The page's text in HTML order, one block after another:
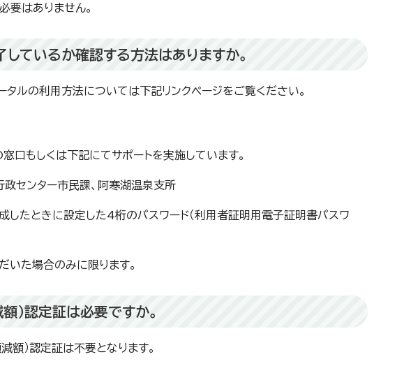
要はありません。
ているか確認する方法はありますか。
タルの利用方法については下記リンクページをご覧ください。
口もしくは下記にてサポートを実施しています。
政センター市民課、阿寒湖温泉支所
成したときに設定した4桁のパスワード（利用者証明用電子証明書パスワ
た場合のみに限ります。
）認定証は必要ですか。
額）認定証は不要となります。